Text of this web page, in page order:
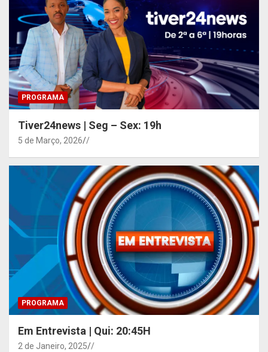
PROGRAMA
Tiver24news | Seg – Sex: 19h
5 de Março, 2026 /
PROGRAMA
Em Entrevista | Qui: 20:45H
2 de Janeiro, 2025 /